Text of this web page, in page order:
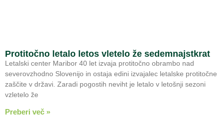
Protitočno letalo letos vletelo že sedemnajstkrat
Letalski center Maribor 40 let izvaja protitočno obrambo nad
severovzhodno Slovenijo in ostaja edini izvajalec letalske protitočne
zaščite v državi. Zaradi pogostih neviht je letalo v letošnji sezoni
vzletelo že
Preberi več »